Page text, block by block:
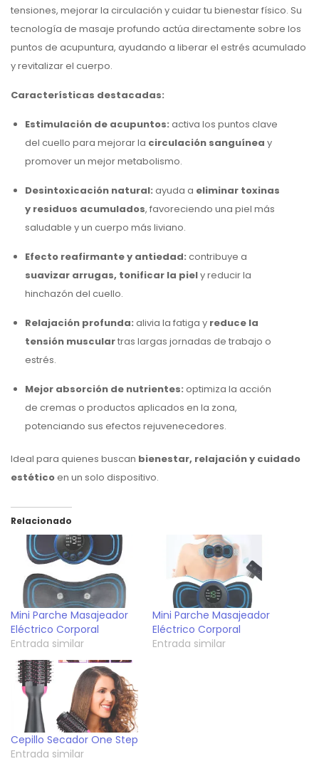
tensiones, mejorar la circulación y cuidar tu bienestar físico. Su
tecnología de masaje profundo actúa directamente sobre los
puntos de acupuntura, ayudando a liberar el estrés acumulado
y revitalizar el cuerpo.
Características destacadas:
Estimulación de acupuntos: activa los puntos clave
del cuello para mejorar la circulación sanguínea y
promover un mejor metabolismo.
Desintoxicación natural: ayuda a eliminar toxinas
y residuos acumulados, favoreciendo una piel más
saludable y un cuerpo más liviano.
Efecto reafirmante y antiedad: contribuye a
suavizar arrugas, tonificar la piely reducir la
hinchazón del cuello.
Relajación profunda: alivia la fatiga y reduce la
tensión musculartras largas jornadas de trabajo o
estrés.
Mejor absorción de nutrientes: optimiza la acción
de cremas o productos aplicados en la zona,
potenciando sus efectos rejuvenecedores.
Ideal para quienes buscan bienestar, relajación y cuidado
estéticoen un solo dispositivo.
Relacionado
Mini Parche Masajeador
Eléctrico Corporal
Entrada similar
Mini Parche Masajeador
Eléctrico Corporal
Entrada similar
Cepillo Secador One Step
Entrada similar